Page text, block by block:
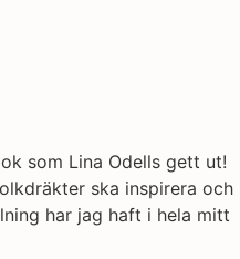
som Lina Odells gett ut!
ska inspirera och
har jag haft i hela mitt